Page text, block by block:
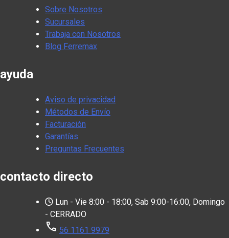
Sobre Nosotros
Sucursales
Trabaja con Nosotros
Blog Ferremax
ayuda
Aviso de privacidad
Métodos de Envío
Facturación
Garantías
Preguntas Frecuentes
contacto directo
Lun - Vie 8:00 - 18:00, Sab 9:00-16:00, Domingo
- CERRADO
call 56 1161 9979